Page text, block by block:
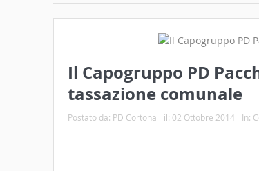
Il Capogruppo PD
tassazione comunale
Postato da: PD Cortona il: 02 Ottobre 2014 In: